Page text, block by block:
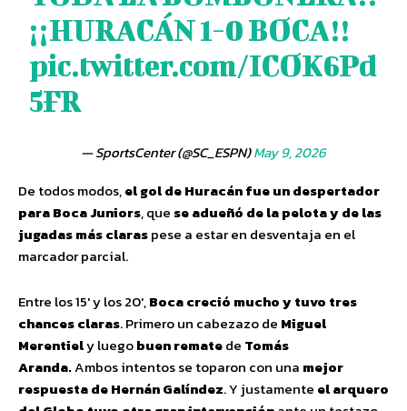
¡¡HURACÁN 1-0 BOCA!!
pic.twitter.com/ICOK6Pd
5FR
— SportsCenter (@SC_ESPN)May 9, 2026
De todos modos,el gol de Huracán fue un despertador
para Boca Juniors, que se adueñó de la pelota y de las
jugadas más claraspese a estar en desventaja en el
marcador parcial.
Entre los 15′ y los 20′,Boca creció mucho y tuvo tres
chances claras. Primero un cabezazo de Miguel
Merentiely luegobuen rematede Tomás
Aranda.Ambos intentos se toparon con una mejor
respuesta de Hernán Galíndez. Y justamente el arquero